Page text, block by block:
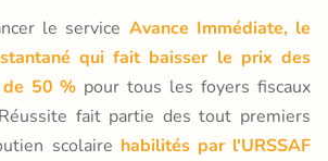
le service Avance Immédiate, le
qui fait baisser le prix des
50 % pour tous les foyers fiscaux
fait partie des tout premiers
scolaire habilités par l'URSSAF